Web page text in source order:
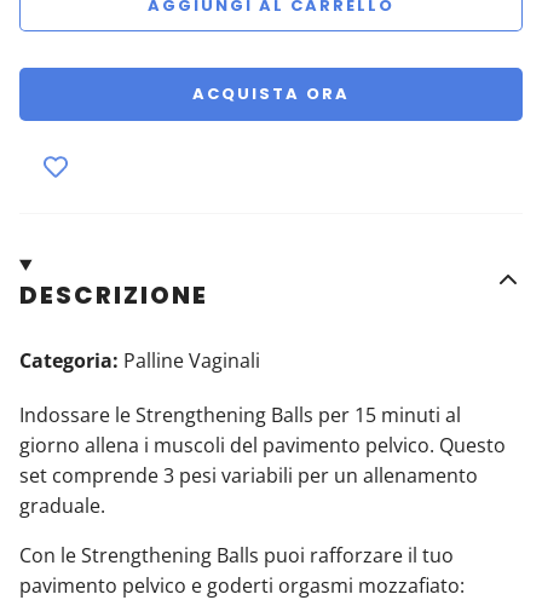
AGGIUNGI AL CARRELLO
ACQUISTA ORA
DESCRIZIONE
Categoria: Palline Vaginali
Indossare le Strengthening Balls per 15 minuti al
giorno allena i muscoli del pavimento pelvico. Questo
set comprende 3 pesi variabili per un allenamento
graduale.
Con le Strengthening Balls puoi rafforzare il tuo
pavimento pelvico e goderti orgasmi mozzafiato: